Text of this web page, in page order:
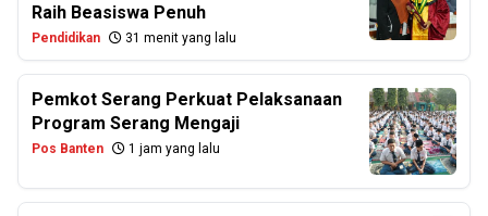
Raih Beasiswa Penuh
Pendidikan 31 menit yang lalu
Pemkot Serang Perkuat Pelaksanaan
Program Serang Mengaji
Pos Banten 1 jam yang lalu